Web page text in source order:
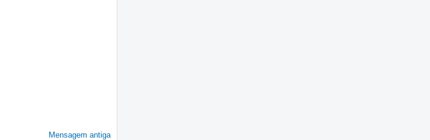
Mensagem antiga